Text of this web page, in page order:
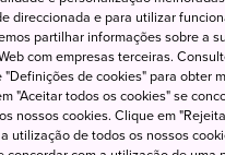
객터미널이 운행 재개됨에
기 위해 9월 21일부터
페인을 실시합니다. 기간은
) 및 중국 국경절 (10월1일～
direccionada e para utilizar
partilhar informações sobre a
com empresas terceiras.
"Definições de cookies" para obter
"Aceitar todos os cookies" se
nossos cookies. Clique em
utilização de todos os nossos